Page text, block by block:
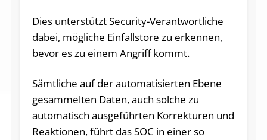
Dies unterstützt Security-Verantwortliche
dabei, mögliche Einfallstore zu erkennen,
bevor es zu einem Angriff kommt.
Sämtliche auf der automatisierten Ebene
gesammelten Daten, auch solche zu
automatisch ausgeführten Korrekturen und
Reaktionen, führt das SOC in einer so